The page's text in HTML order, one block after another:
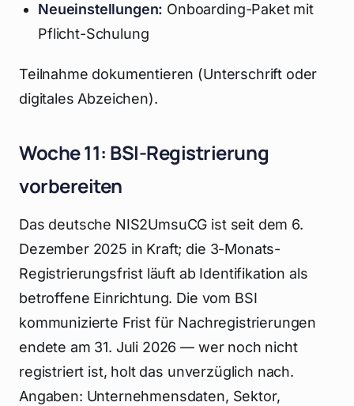
Neueinstellungen: Onboarding-Paket mit
Pflicht-Schulung
Teilnahme dokumentieren (Unterschrift oder
digitales Abzeichen).
Woche 11: BSI-Registrierung
vorbereiten
Das deutsche NIS2UmsuCG ist seit dem 6.
Dezember 2025 in Kraft; die 3-Monats-
Registrierungsfrist läuft ab Identifikation als
betroffene Einrichtung. Die vom BSI
kommunizierte Frist für Nachregistrierungen
endete am 31. Juli 2026 — wer noch nicht
registriert ist, holt das unverzüglich nach.
Angaben: Unternehmensdaten, Sektor,